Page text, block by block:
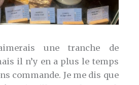
une tranche de
il n’y en a plus le temps
commande. Je me dis que